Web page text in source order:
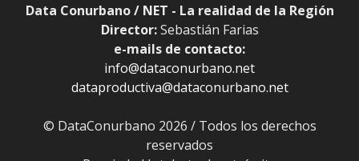
Data Conurbano / NET - La realidad de la Región
Director:Sebastián Farias
e-mails de contacto:
info@dataconurbano.net
dataproductiva@dataconurbano.net
© DataConurbano 2026 / Todos los derechos
reservados